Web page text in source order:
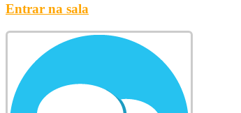
Entrar na sala